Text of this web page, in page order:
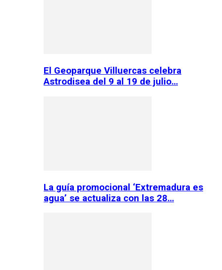
El Geoparque Villuercas celebra
Astrodisea del 9 al 19 de julio…
La guía promocional ‘Extremadura es
agua’ se actualiza con las 28…